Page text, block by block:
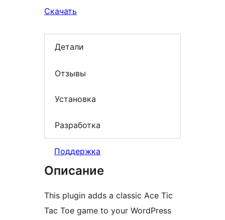
Скачать
Детали
Отзывы
Установка
Разработка
Поддержка
Описание
This plugin adds a classic Ace Tic
Tac Toe game to your WordPress